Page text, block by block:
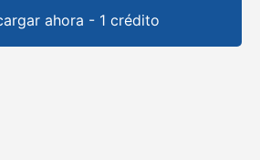
ahora - 1 crédito